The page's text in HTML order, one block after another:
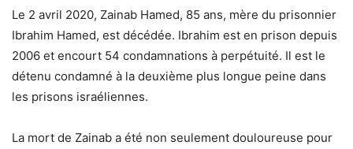
Le 2 avril 2020, Zainab Hamed, 85 ans, mère du prisonnier
Ibrahim Hamed, est décédée. Ibrahim est en prison depuis
2006 et encourt 54 condamnations à perpétuité. Il est le
détenu condamné à la deuxième plus longue peine dans
les prisons israéliennes.
La mort de Zainab a été non seulement douloureuse pour